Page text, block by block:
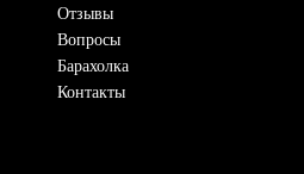
Отзывы
Вопросы
Барахолка
Контакты